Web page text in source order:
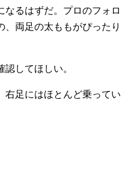
なるはずだ。プロのフォロ
、両足の太ももがぴったり
してほしい。
右足にはほとんど乗ってい